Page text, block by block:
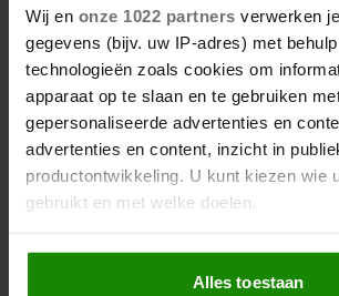
Wij en onze 1022 partners verwerken
gegevens (bijv. uw IP-adres) met
technologieën zoals cookies om
apparaat op te slaan en te gebruiken
gepersonaliseerde advertenties en
advertenties en content, inzicht in
productontwikkeling. U kunt kiezen wie
gebruikt en met welke doelen.
Als u het toestaat, willen we ook graag:
Informatie verzamelen over uw
Alles toestaan
PETER FABER (82)
HIJ STIERF VREDIG IN
BIJZIJN VAN ZIJN MEEST
DIERBAREN